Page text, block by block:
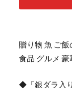
贈り物 魚 ご
食品 グルメ 豪
◆「銀ダラ入